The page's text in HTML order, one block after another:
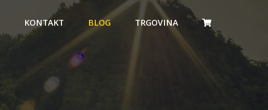
KONTAKT BLOG TRGOVINA